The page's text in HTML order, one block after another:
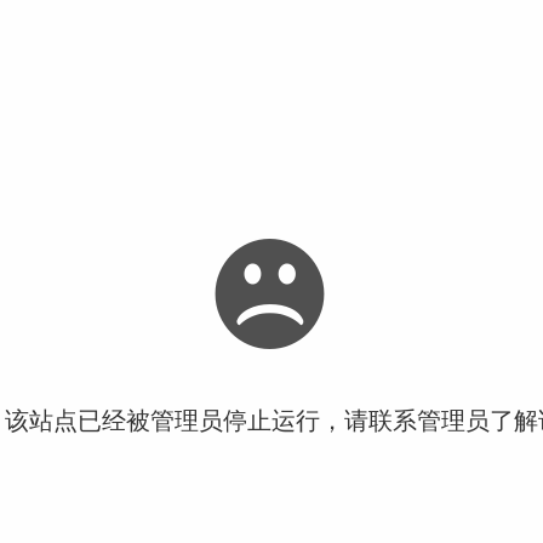
站点已经被管理员停止运行，请联系管理员了